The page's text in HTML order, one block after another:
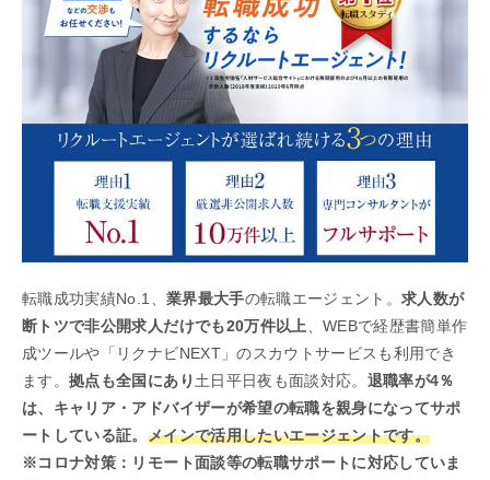
転職成功実績No.1、 業界最大手の転職エージェント。求人数が
断トツで非公開求人だけでも20万件以上、WEBで経歴書簡単作
成ツールや「リクナビNEXT」のスカウトサービスも利用でき
ます。拠点も全国にあり土日平日夜も面談対応。 退職率が4％
は、キャリア・アドバイザーが希望の転職を親身になってサポ
ートしている証。 メインで活用したいエージェントです。
※コロナ対策：リモート面談等の転職サポートに対応していま